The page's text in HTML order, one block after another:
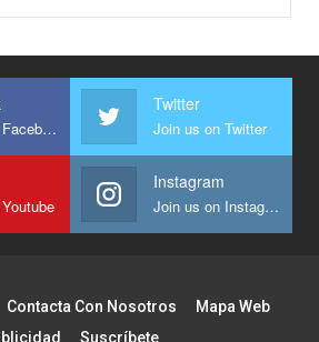
Join us on Facebook
Twitter
Join us on Twitter
Instagram
Join us on Instagram
Contacta Con Nosotros
Mapa Web
Suscríbete